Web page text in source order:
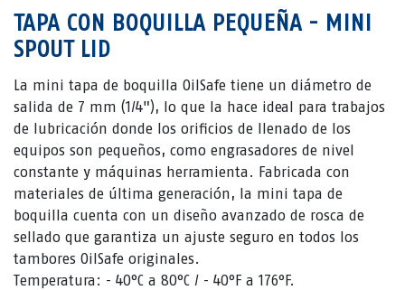
TAPA CON BOQUILLA PEQUEÑA - MINI
SPOUT LID
La mini tapa de boquilla OilSafe tiene un diámetro de
salida de 7 mm (1/4"), lo que la hace ideal para trabajos
de lubricación donde los orificios de llenado de los
equipos son pequeños, como engrasadores de nivel
constante y máquinas herramienta. Fabricada con
materiales de última generación, la mini tapa de
boquilla cuenta con un diseño avanzado de rosca de
sellado que garantiza un ajuste seguro en todos los
tambores OilSafe originales.
Temperatura: - 40°C a 80°C / - 40°F a 176°F.